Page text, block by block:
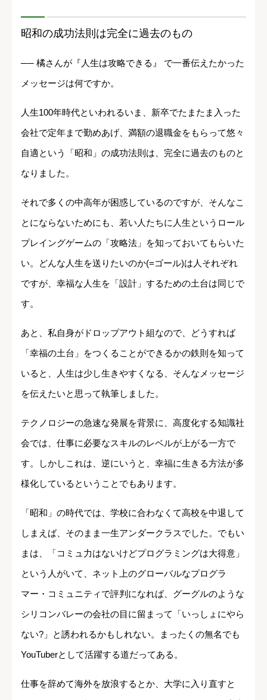
昭和の成功法則は完全に過去のもの
── 橘さんが『人生は攻略できる』 で一番伝えたかった
メッセージは何ですか。
人生100年時代といわれるいま、新卒でたまたま入った
会社で定年まで勤めあげ、満額の退職金をもらって悠々
自適という「昭和」の成功法則は、完全に過去のものと
なりました。
それで多くの中高年が困惑しているのですが、そんなこ
とにならないためにも、若い人たちに人生というロール
プレイングゲームの「攻略法」を知っておいてもらいた
い。どんな人生を送りたいのか(=ゴール)は人それぞれ
ですが、幸福な人生を「設計」するための土台は同じで
す。
あと、私自身がドロップアウト組なので、どうすれば
「幸福の土台」をつくることができるかの鉄則を知って
いると、人生は少し生きやすくなる、そんなメッセージ
を伝えたいと思って執筆しました。
テクノロジーの急速な発展を背景に、高度化する知識社
会では、仕事に必要なスキルのレベルが上がる一方で
す。しかしこれは、逆にいうと、幸福に生きる方法が多
様化しているということでもあります。
「昭和」の時代では、学校に合わなくて高校を中退して
しまえば、そのまま一生アンダークラスでした。でもい
まは、「コミュ力はないけどプログラミングは大得意」
という人がいて、ネット上のグローバルなプログラ
マー・コミュニティで評判になれば、グーグルのような
シリコンバレーの会社の目に留まって「いっしょにやら
ない?」と誘われるかもしれない。まったくの無名でも
YouTuberとして活躍する道だってある。
仕事を辞めて海外を放浪するとか、大学に入り直すと